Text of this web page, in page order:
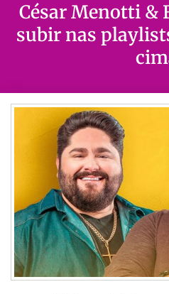
César Menotti &
subir nas